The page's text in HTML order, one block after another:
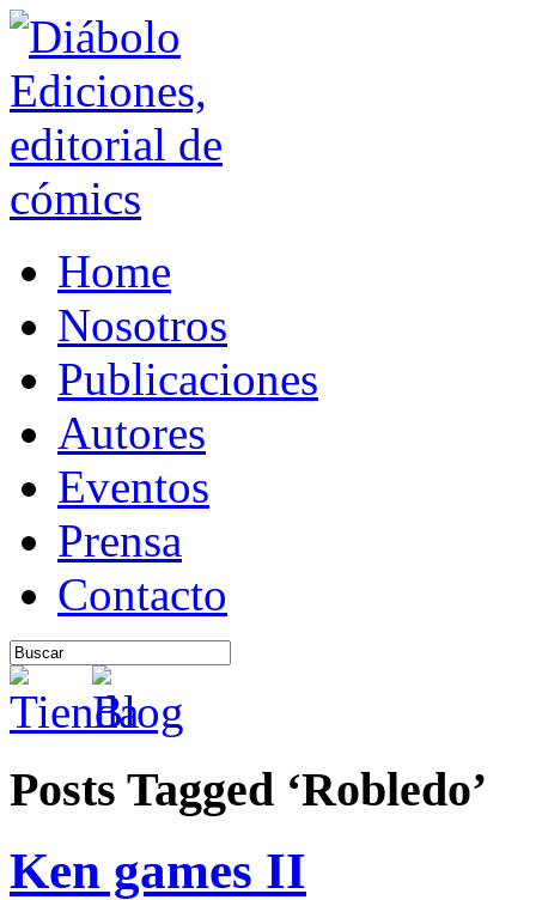
Home
Nosotros
Publicaciones
Autores
Eventos
Prensa
Contacto
Posts Tagged ‘Robledo’
Ken games II